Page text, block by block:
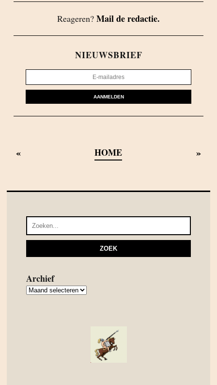
Reageren? Mail de redactie.
NIEUWSBRIEF
AANMELDEN
« HOME »
Archief
Archief